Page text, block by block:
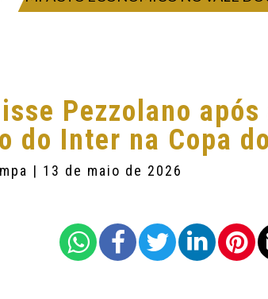
Pezzolano após
do Inter na Copa
| 13 de maio de 2026